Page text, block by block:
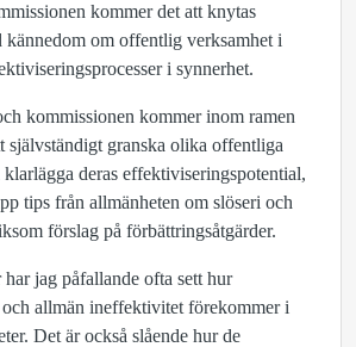
kommer det att knytas
kännedom om offentlig verksamhet i
i synnerhet.
kommissionen kommer inom ramen
självständigt granska olika offentliga
deras effektiviseringspotential,
tips från allmänheten om slöseri och
förslag på förbättringsåtgärder.
har jag påfallande ofta sett hur
och allmän ineffektivitet förekommer i
Det är också slående hur de